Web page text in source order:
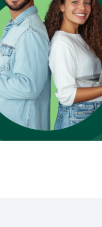
However, in
by an
This
stems from a
a large healing
and long
Gross-Pitaevskii
not satisfy the
consequences of
of velocities in